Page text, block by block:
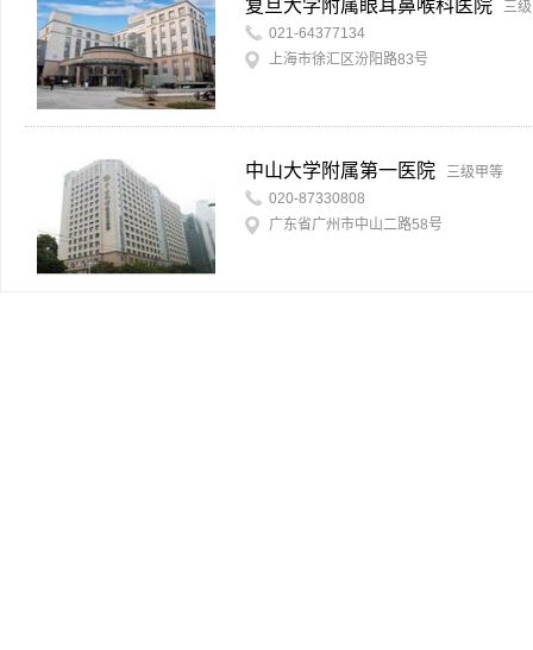
复旦大学附属眼耳鼻喉科医院
三
021-64377134
上海市徐汇区汾阳路83号
中山大学附属第一医院
三级甲等
020-87330808
广东省广州市中山二路58号